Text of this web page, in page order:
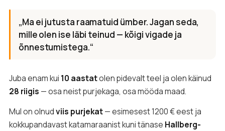
„Ma ei jutusta raamatuid ümber. Jagan seda,
mille olen ise läbi teinud — kõigi vigade ja
õnnestumistega.“
Juba enam kui 10 aastatolen pidevalt teel ja olen käinud
28 riigis — osa neist purjekaga, osa mööda maad.
Mul on olnudviis purjekat— esimesest 1200 € eest ja
kokkupandavast katamaraanist kuni tänase Hallberg-